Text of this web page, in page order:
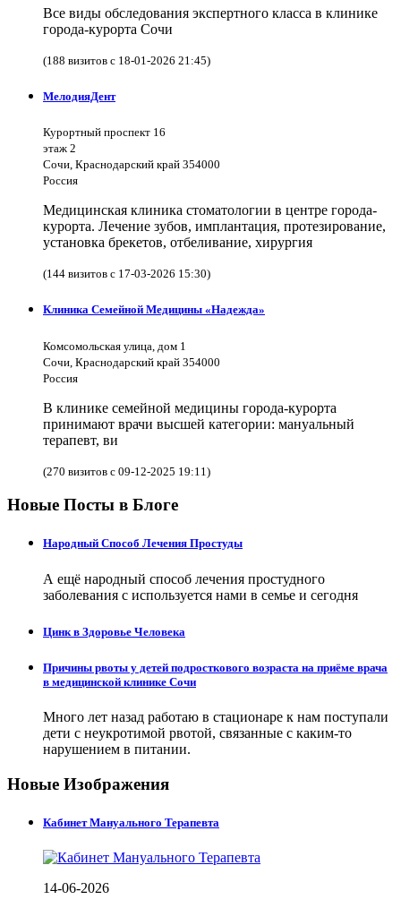
Все виды обследования экспертного класса в клинике
города-курорта Сочи
(188 визитов с 18-01-2026 21:45)
МелодияДент
Курортный проспект 16
этаж 2
Сочи, Краснодарский край 354000
Россия
Медицинская клиника стоматологии в центре города-
курорта. Лечение зубов, имплантация, протезирование,
установка брекетов, отбеливание, хирургия
(144 визитов с 17-03-2026 15:30)
Клиника Семейной Медицины «Надежда»
Комсомольская улица, дом 1
Сочи, Краснодарский край 354000
Россия
В клинике семейной медицины города-курорта
принимают врачи высшей категории: мануальный
терапевт, ви
(270 визитов с 09-12-2025 19:11)
Новые Посты в Блоге
Народный Способ Лечения Простуды
А ещё народный способ лечения простудного
заболевания с используется нами в семье и сегодня
Цинк в Здоровье Человека
Причины рвоты у детей подросткового возраста на приёме врача
в медицинской клинике Сочи
Много лет назад работаю в стационаре к нам поступали
дети с неукротимой рвотой, связанные с каким-то
нарушением в питании.
Новые Изображения
Кабинет Мануального Терапевта
14-06-2026